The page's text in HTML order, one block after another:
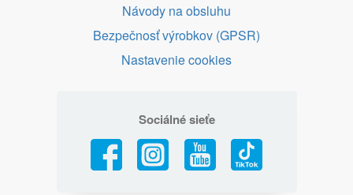
Návody na obsluhu
Bezpečnosť výrobkov (GPSR)
Nastavenie cookies
Sociálné sieťe